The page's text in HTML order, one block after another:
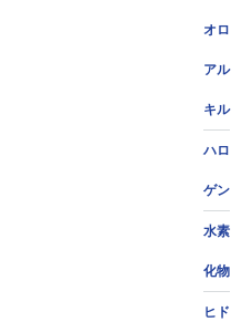
オロ
アル
キル
ハロ
ゲン
水素
化物
ヒド